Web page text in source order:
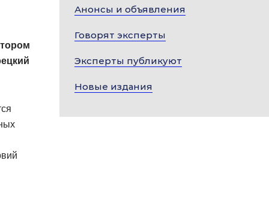
Анонсы и объявления
Говорят эксперты
Эксперты публикуют
Новые издания